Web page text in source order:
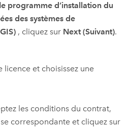
programme d’installation du
des systèmes de
, cliquez sur Next (Suivant).
licence et choisissez une
les conditions du contrat,
correspondante et cliquez sur